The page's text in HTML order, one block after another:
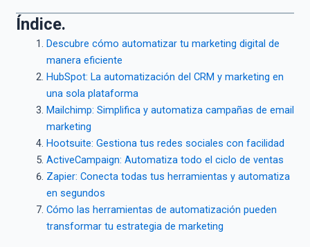
Índice.
Descubre cómo automatizar tu marketing digital de
manera eficiente
HubSpot: La automatización del CRM y marketing en
una sola plataforma
Mailchimp: Simplifica y automatiza campañas de email
marketing
Hootsuite: Gestiona tus redes sociales con facilidad
ActiveCampaign: Automatiza todo el ciclo de ventas
Zapier: Conecta todas tus herramientas y automatiza
en segundos
Cómo las herramientas de automatización pueden
transformar tu estrategia de marketing